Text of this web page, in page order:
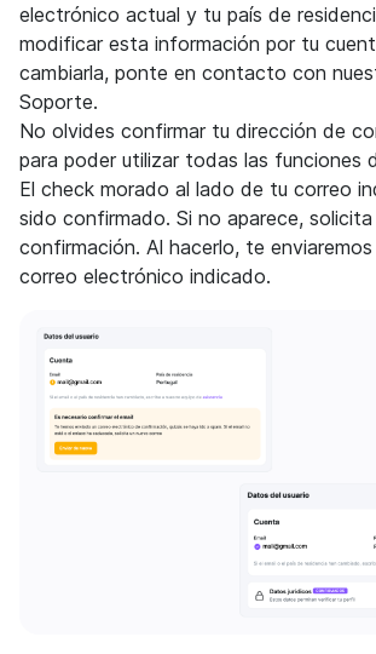
electrónico actual y tu país de
modificar esta información por tu
cambiarla, ponte en contacto con
Soporte.
No olvides confirmar tu dirección de
para poder utilizar todas las funciones
El check morado al lado de tu correo
sido confirmado. Si no aparece,
confirmación. Al hacerlo, te enviaremos
correo electrónico indicado.